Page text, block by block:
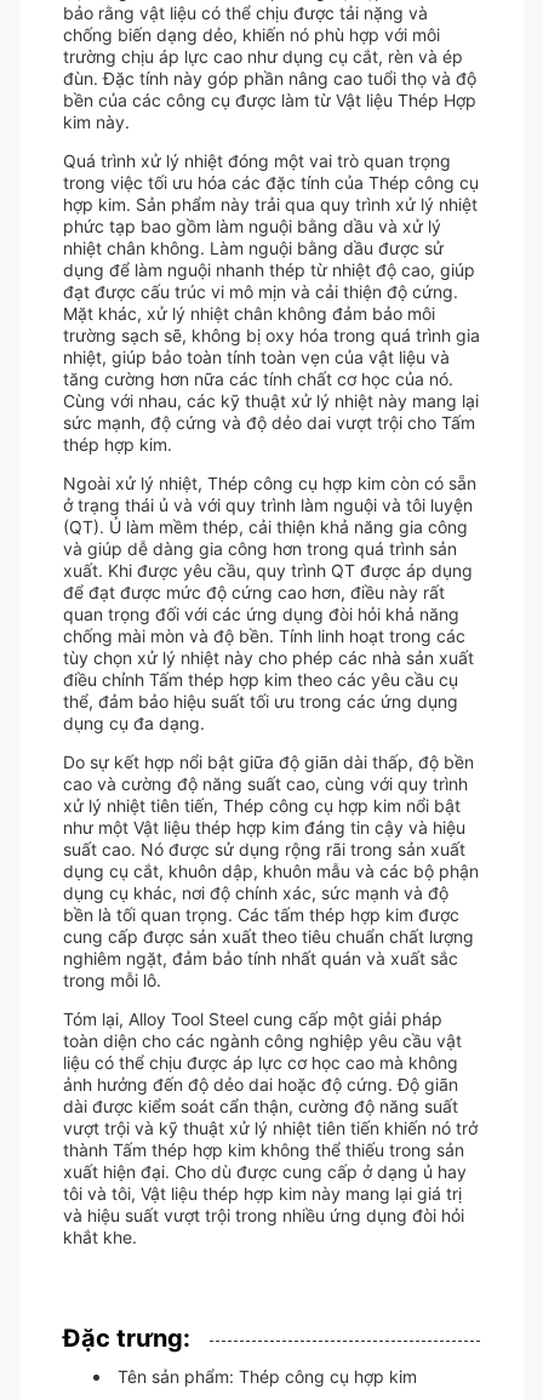
bảo rằng vật liệu có thể chịu được tải nặng và
chống biến dạng dẻo, khiến nó phù hợp với môi
trường chịu áp lực cao như dụng cụ cắt, rèn và ép
đùn. Đặc tính này góp phần nâng cao tuổi thọ và độ
bền của các công cụ được làm từ Vật liệu Thép Hợp
kim này.
Quá trình xử lý nhiệt đóng một vai trò quan trọng
trong việc tối ưu hóa các đặc tính của Thép công cụ
hợp kim. Sản phẩm này trải qua quy trình xử lý nhiệt
phức tạp bao gồm làm nguội bằng dầu và xử lý
nhiệt chân không. Làm nguội bằng dầu được sử
dụng để làm nguội nhanh thép từ nhiệt độ cao, giúp
đạt được cấu trúc vi mô mịn và cải thiện độ cứng.
Mặt khác, xử lý nhiệt chân không đảm bảo môi
trường sạch sẽ, không bị oxy hóa trong quá trình gia
nhiệt, giúp bảo toàn tính toàn vẹn của vật liệu và
tăng cường hơn nữa các tính chất cơ học của nó.
Cùng với nhau, các kỹ thuật xử lý nhiệt này mang lại
sức mạnh, độ cứng và độ dẻo dai vượt trội cho Tấm
thép hợp kim.
Ngoài xử lý nhiệt, Thép công cụ hợp kim còn có sẵn
ở trạng thái ủ và với quy trình làm nguội và tôi luyện
(QT). Ủ làm mềm thép, cải thiện khả năng gia công
và giúp dễ dàng gia công hơn trong quá trình sản
xuất. Khi được yêu cầu, quy trình QT được áp dụng
để đạt được mức độ cứng cao hơn, điều này rất
quan trọng đối với các ứng dụng đòi hỏi khả năng
chống mài mòn và độ bền. Tính linh hoạt trong các
tùy chọn xử lý nhiệt này cho phép các nhà sản xuất
điều chỉnh Tấm thép hợp kim theo các yêu cầu cụ
thể, đảm bảo hiệu suất tối ưu trong các ứng dụng
dụng cụ đa dạng.
Do sự kết hợp nổi bật giữa độ giãn dài thấp, độ bền
cao và cường độ năng suất cao, cùng với quy trình
xử lý nhiệt tiên tiến, Thép công cụ hợp kim nổi bật
như một Vật liệu thép hợp kim đáng tin cậy và hiệu
suất cao. Nó được sử dụng rộng rãi trong sản xuất
dụng cụ cắt, khuôn dập, khuôn mẫu và các bộ phận
dụng cụ khác, nơi độ chính xác, sức mạnh và độ
bền là tối quan trọng. Các tấm thép hợp kim được
cung cấp được sản xuất theo tiêu chuẩn chất lượng
nghiêm ngặt, đảm bảo tính nhất quán và xuất sắc
trong mỗi lô.
Tóm lại, Alloy Tool Steel cung cấp một giải pháp
toàn diện cho các ngành công nghiệp yêu cầu vật
liệu có thể chịu được áp lực cơ học cao mà không
ảnh hưởng đến độ dẻo dai hoặc độ cứng. Độ giãn
dài được kiểm soát cẩn thận, cường độ năng suất
vượt trội và kỹ thuật xử lý nhiệt tiên tiến khiến nó trở
thành Tấm thép hợp kim không thể thiếu trong sản
xuất hiện đại. Cho dù được cung cấp ở dạng ủ hay
tôi và tôi, Vật liệu thép hợp kim này mang lại giá trị
và hiệu suất vượt trội trong nhiều ứng dụng đòi hỏi
khắt khe.
Đặc trưng:
Tên sản phẩm: Thép công cụ hợp kim